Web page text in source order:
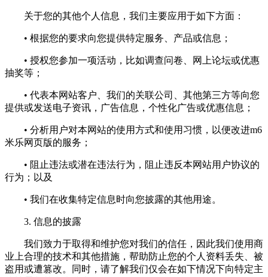
关于您的其他个人信息，我们主要应用于如下方面：
• 根据您的要求向您提供特定服务、产品或信息；
• 授权您参加一项活动，比如调查问卷、网上论坛或优惠
抽奖等；
• 代表本网站客户、我们的关联公司、其他第三方等向您
提供或发送电子资讯，广告信息，个性化广告或优惠信息；
• 分析用户对本网站的使用方式和使用习惯，以便改进m6
米乐网页版的服务；
• 阻止违法或潜在违法行为，阻止违反本网站用户协议的
行为；以及
• 我们在收集特定信息时向您披露的其他用途。
3. 信息的披露
我们致力于取得和维护您对我们的信任，因此我们使用商
业上合理的技术和其他措施，帮助防止您的个人资料丢失、被
盗用或遭篡改。同时，请了解我们仅会在如下情况下向特定主